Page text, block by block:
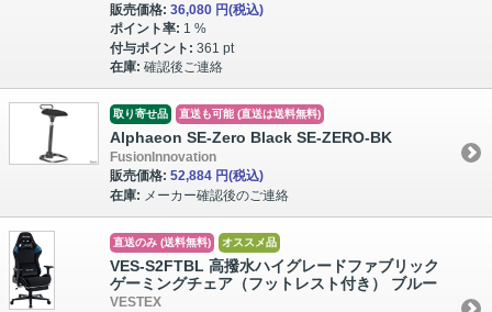
販売価格: 36,080 円(税込)
ポイント率: 1 %
付与ポイント: 361 pt
在庫: 確認後ご連絡
取り寄せ品 直送も可能 (直送は送料無料)
Alphaeon SE-Zero Black SE-ZERO-BK
FusionInnovation
販売価格: 52,884 円(税込)
在庫: メーカー確認後のご連絡
直送のみ (送料無料) オススメ品
VES-S2FTBL 高撥水ハイグレードファブリック
ゲーミングチェア（フットレスト付き） ブルー
VESTEX